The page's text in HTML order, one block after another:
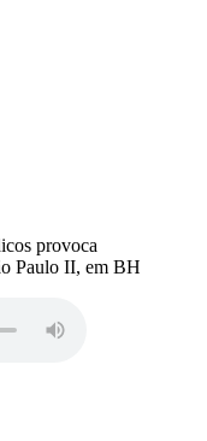
provoca
Paulo II, em BH